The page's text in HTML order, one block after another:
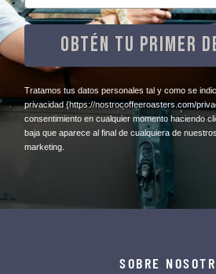
OBTÉN TU PRIMER
​Tratamos tus datos personales tal y como se
privacidad {https://nostrocoffeeroasters.com/
consentimiento en cualquier momento haciendo
baja que aparece al final de cualquiera de
marketing.
SOBRE